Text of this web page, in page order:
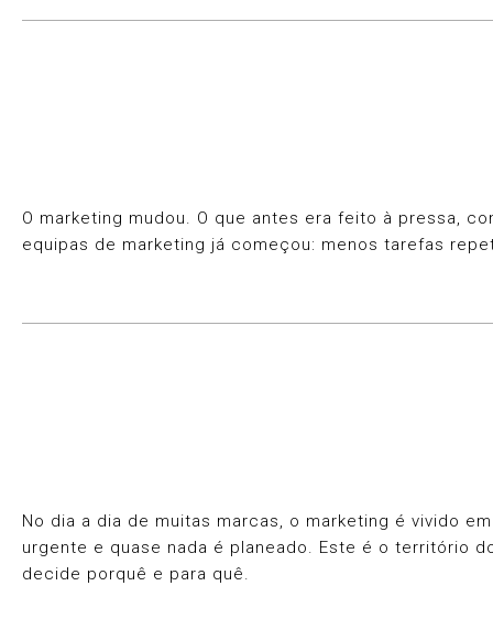
O marketing mudou. O que antes era feito à pressa,
equipas de marketing já começou: menos tarefas
No dia a dia de muitas marcas, o marketing é vivido
urgente e quase nada é planeado. Este é o território
decide porquê e para quê.